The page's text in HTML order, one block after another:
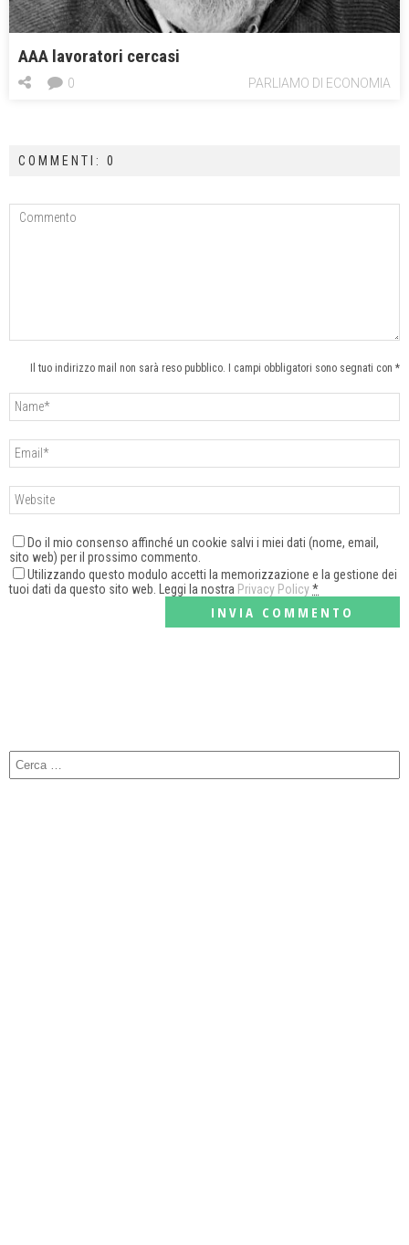
AAA lavoratori cercasi
PARLIAMO DI ECONOMIA
0
COMMENTI: 0
Il tuo indirizzo mail non sarà reso pubblico. I campi obbligatori sono segnati con *
Do il mio consenso affinché un cookie salvi i miei dati (nome, email,
sito web) per il prossimo commento.
Utilizzando questo modulo accetti la memorizzazione e la gestione dei
tuoi dati da questo sito web. Leggi la nostra Privacy Policy*